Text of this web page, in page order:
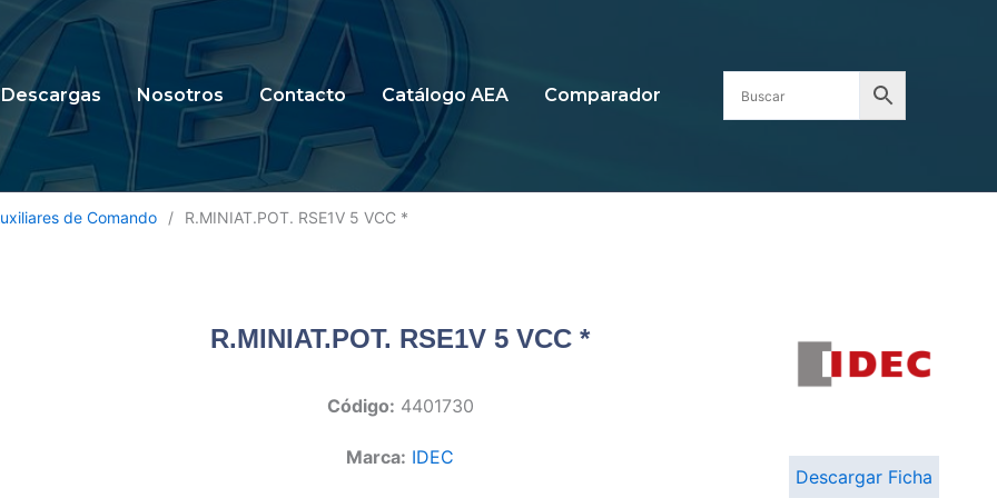
Descargas Nosotros Contacto Catálogo AEA Comparador
de Comando / R.MINIAT.POT. RSE1V 5 VCC *
R.MINIAT.POT. RSE1V 5 VCC *
Código: 4401730
Marca: IDEC
Descargar Ficha